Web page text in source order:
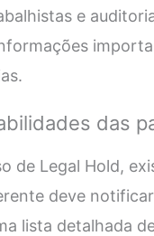
e
das
de Legal Hold,
deve
lista detalhada